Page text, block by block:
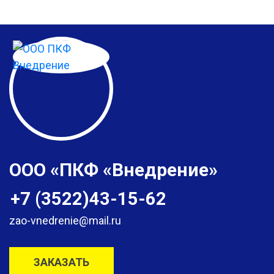
ООО «ПКФ «Внедрение»
+7 (3522)43-15-62
zao-vnedrenie@mail.ru
ЗАКАЗАТЬ